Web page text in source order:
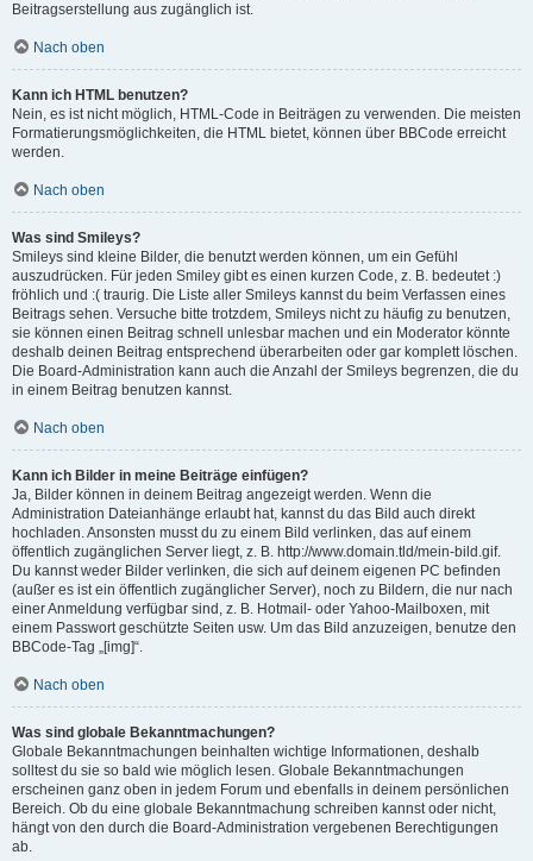
Beitragserstellung aus zugänglich ist.
Nach oben
Kann ich HTML benutzen?
Nein, es ist nicht möglich, HTML-Code in Beiträgen zu verwenden. Die meisten
Formatierungsmöglichkeiten, die HTML bietet, können über BBCode erreicht
werden.
Nach oben
Was sind Smileys?
Smileys sind kleine Bilder, die benutzt werden können, um ein Gefühl
auszudrücken. Für jeden Smiley gibt es einen kurzen Code, z. B. bedeutet :)
fröhlich und :( traurig. Die Liste aller Smileys kannst du beim Verfassen eines
Beitrags sehen. Versuche bitte trotzdem, Smileys nicht zu häufig zu benutzen,
sie können einen Beitrag schnell unlesbar machen und ein Moderator könnte
deshalb deinen Beitrag entsprechend überarbeiten oder gar komplett löschen.
Die Board-Administration kann auch die Anzahl der Smileys begrenzen, die du
in einem Beitrag benutzen kannst.
Nach oben
Kann ich Bilder in meine Beiträge einfügen?
Ja, Bilder können in deinem Beitrag angezeigt werden. Wenn die
Administration Dateianhänge erlaubt hat, kannst du das Bild auch direkt
hochladen. Ansonsten musst du zu einem Bild verlinken, das auf einem
öffentlich zugänglichen Server liegt, z. B. http://www.domain.tld/mein-bild.gif.
Du kannst weder Bilder verlinken, die sich auf deinem eigenen PC befinden
(außer es ist ein öffentlich zugänglicher Server), noch zu Bildern, die nur nach
einer Anmeldung verfügbar sind, z. B. Hotmail- oder Yahoo-Mailboxen, mit
einem Passwort geschützte Seiten usw. Um das Bild anzuzeigen, benutze den
BBCode-Tag „[img]“.
Nach oben
Was sind globale Bekanntmachungen?
Globale Bekanntmachungen beinhalten wichtige Informationen, deshalb
solltest du sie so bald wie möglich lesen. Globale Bekanntmachungen
erscheinen ganz oben in jedem Forum und ebenfalls in deinem persönlichen
Bereich. Ob du eine globale Bekanntmachung schreiben kannst oder nicht,
hängt von den durch die Board-Administration vergebenen Berechtigungen
ab.